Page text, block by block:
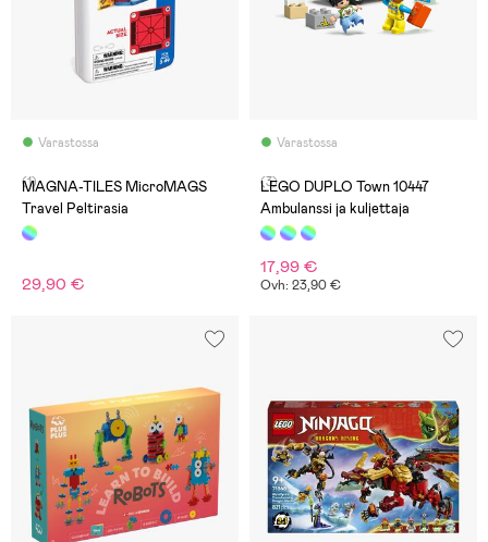
Varastossa
(1)
MAGNA-TILES MicroMAGS
Travel Peltirasia
29,90 €
Varastossa
(3)
LEGO DUPLO Town 10447
Ambulanssi ja kuljettaja
17,99 €
Ovh: 23,90 €